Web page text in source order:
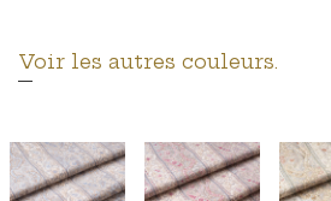
Voir les autres couleurs.